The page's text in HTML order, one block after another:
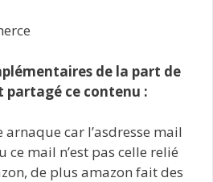
de la part de
partagé ce contenu :
arnaque car l’asdresse mail
ce mail n’est pas celle relié
de plus amazon fait des